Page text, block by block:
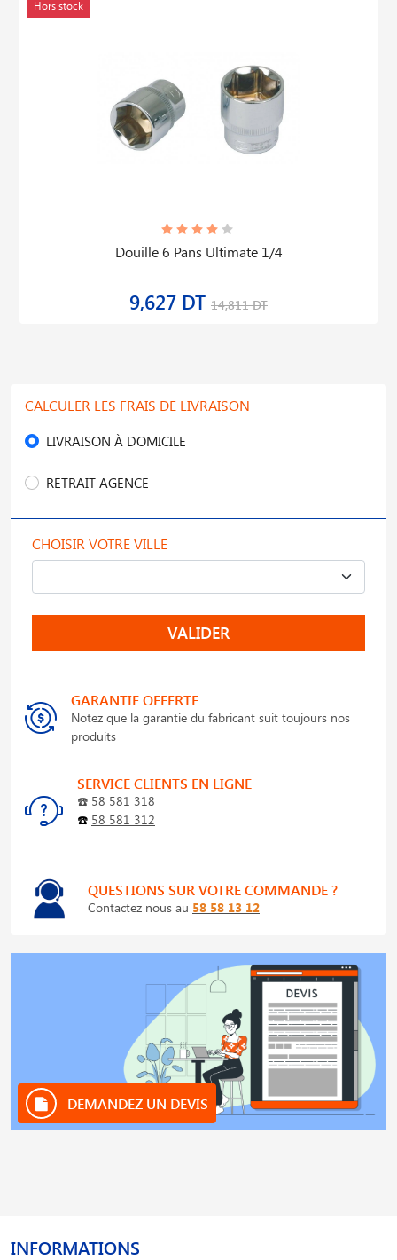
Hors stock
Douille 6 Pans Ultimate 1/4
9,627 DT 14,811 DT
CALCULER LES FRAIS DE LIVRAISON
LIVRAISON À DOMICILE
RETRAIT AGENCE
CHOISIR VOTRE VILLE
VALIDER
GARANTIE OFFERTE
Notez que la garantie du fabricant suit toujours nos
produits
SERVICE CLIENTS EN LIGNE
☎️ 58 581 318
☎️ 58 581 312
QUESTIONS SUR VOTRE COMMANDE ?
Contactez nous au 58 58 13 12
DEMANDEZ UN DEVIS
INFORMATIONS